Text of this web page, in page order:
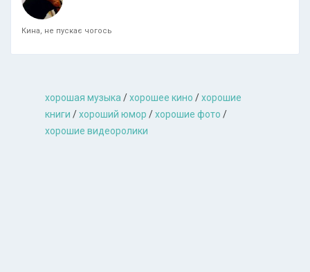
Кина, не пускає чогось
хорошая музыкa /хорошее кино /хорошие
книги /хороший юмор /хорошие фото /
хорошие видеоролики